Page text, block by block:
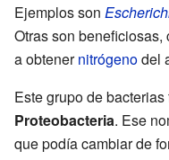
Ejemplos son
Otras son
a obtenernitrógenodel
Este grupo de
Proteobacteria. Ese
que podía cambiar de